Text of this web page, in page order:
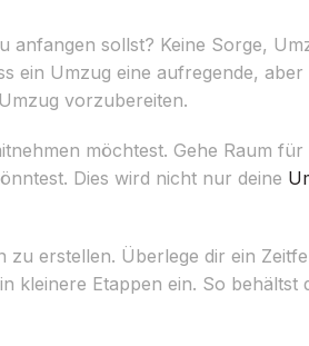
sollst? Keine Sorge,
ein Umzug eine aufregende, aber
vorzubereiten.
möchtest. Gehe Raum
Dies wird nicht nur deine
erstellen. Überlege dir ein
kleinere Etappen ein. So behältst